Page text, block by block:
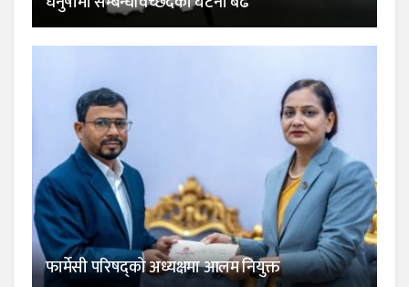
फार्मेसी परिषद्को अध्यक्षमा आलम नियुक्त